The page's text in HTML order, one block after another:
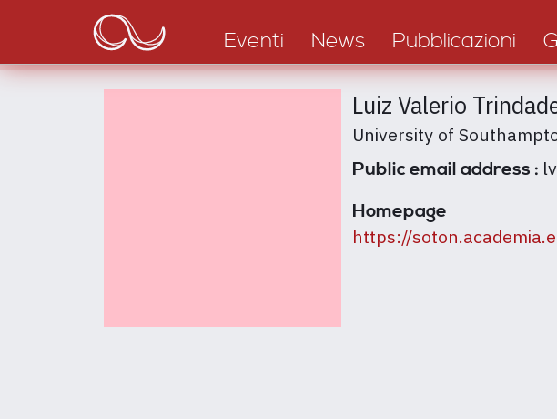
contenuto
navigation
Eventi News Pubblicazioni
Luiz Valerio
University of
Public email address :
Homepage
https://